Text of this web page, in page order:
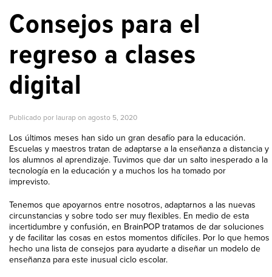
Consejos para el
regreso a clases
digital
Publicado por laurap on agosto 5, 2020
Los últimos meses han sido un gran desafío para la educación.
Escuelas y maestros tratan de adaptarse a la enseñanza a distancia y
los alumnos al aprendizaje. Tuvimos que dar un salto inesperado a la
tecnología en la educación y a muchos los ha tomado por
imprevisto.
Tenemos que apoyarnos entre nosotros, adaptarnos a las nuevas
circunstancias y sobre todo ser muy flexibles. En medio de esta
incertidumbre y confusión, en BrainPOP tratamos de dar soluciones
y de facilitar las cosas en estos momentos difíciles. Por lo que hemos
hecho una lista de consejos para ayudarte a diseñar un modelo de
enseñanza para este inusual ciclo escolar.